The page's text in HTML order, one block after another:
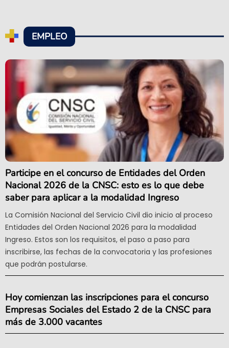
EMPLEO
Participe en el concurso de Entidades del Orden
Nacional 2026 de la CNSC: esto es lo que debe
saber para aplicar a la modalidad Ingreso
La Comisión Nacional del Servicio Civil dio inicio al proceso
Entidades del Orden Nacional 2026 para la modalidad
Ingreso. Estos son los requisitos, el paso a paso para
inscribirse, las fechas de la convocatoria y las profesiones
que podrán postularse.
Hoy comienzan las inscripciones para el concurso
Empresas Sociales del Estado 2 de la CNSC para
más de 3.000 vacantes